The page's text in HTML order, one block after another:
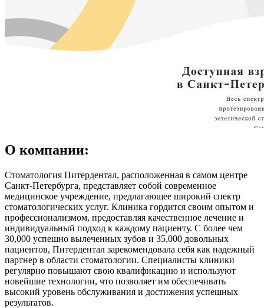
О компании:
Стоматология Питердентал, расположенная в самом центре
Санкт-Петербурга, представляет собой современное
медицинское учреждение, предлагающее широкий спектр
стоматологических услуг. Клиника гордится своим опытом и
профессионализмом, предоставляя качественное лечение и
индивидуальный подход к каждому пациенту. С более чем
30,000 успешно вылеченных зубов и 35,000 довольных
пациентов, Питердентал зарекомендовала себя как надежный
партнер в области стоматологии. Специалисты клиники
регулярно повышают свою квалификацию и используют
новейшие технологии, что позволяет им обеспечивать
высокий уровень обслуживания и достижения успешных
результатов.